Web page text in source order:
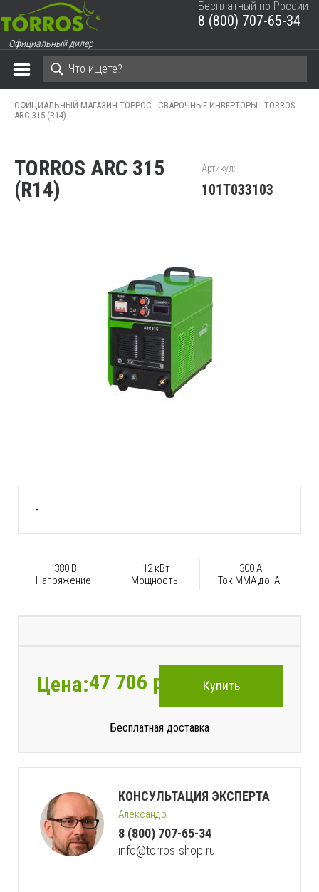
Официальный дилер
Бесплатный по России
8 (800) 707-65-34
ОФИЦИАЛЬНЫЙ МАГАЗИН ТОРРОС - СВАРОЧНЫЕ ИНВЕРТОРЫ - TORROS
ARC 315 (R14)
TORROS ARC 315
(R14)
Артикул:
101T033103
-
380 В
Напряжение
12 кВт
Мощность
300 А
Ток ММА до, А
Цена:47 706 руб.
Бесплатная доставка
Купить
КОНСУЛЬТАЦИЯ ЭКСПЕРТА
Александр
8 (800) 707-65-34
info@torros-shop.ru
ЗАКРЫТЬ КОРЗИНУ